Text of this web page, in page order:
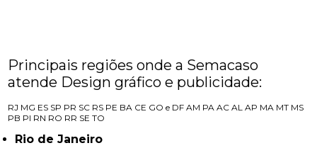
Principais regiões onde a Semacaso
atende Design gráfico e publicidade:
RJ MG ES SP PR SC RS PE BA CE GO e DF AM PA AC AL AP MA MT MS
PB PI RN RO RR SE TO
Rio de Janeiro